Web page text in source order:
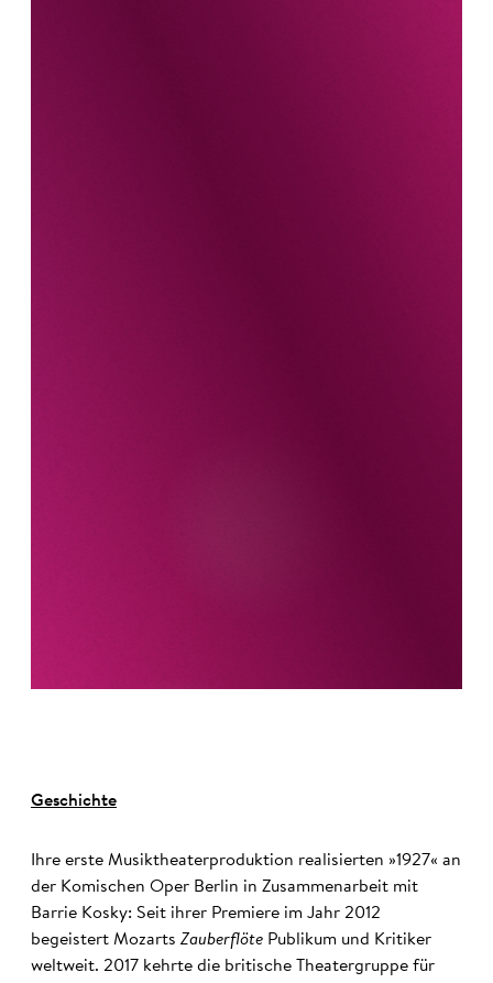
Geschichte
Ihre erste Musiktheaterproduktion realisierten »1927« an
der Komischen Oper Berlin in Zusammenarbeit mit
Barrie Kosky: Seit ihrer Premiere im Jahr 2012
begeistert Mozarts Zauberflöte Publikum und Kritiker
weltweit. 2017 kehrte die britische Theatergruppe für